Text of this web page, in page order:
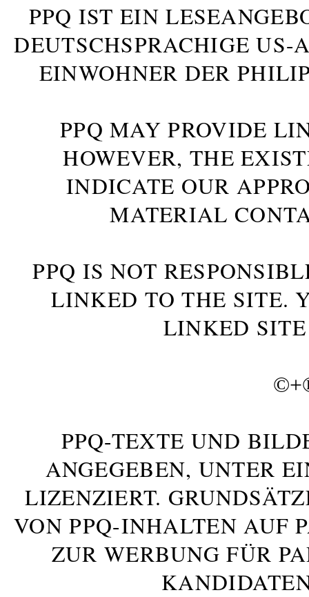
PPQ IST EIN
DEUTSCHSPRACHIGE US-
INWOHNER DER
PPQ MAY PROVIDE
HOWEVER, THE
INDICATE OUR
MATERIAL
PPQ IS NOT
LINKED TO THE SITE.
LINKED
©+
PPQ-TEXTE UND
ANGEGEBEN, UNTER
LIZENZIERT.
VON PPQ-INHALTEN AUF
ZUR WERBUNG FÜR